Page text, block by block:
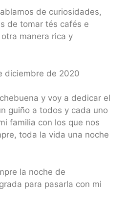
de curiosidades,
de tomar tés cafés e
manera rica y
diciembre de 2020
y voy a dedicar el
guiño a todos y cada uno
familia con los que nos
toda la vida una noche
la noche de
para pasarla con mi